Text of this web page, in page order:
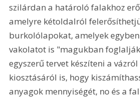
szilárdan a határoló falakhoz
amelyre kétoldalról
burkolólapokat, amelyek
vakolatot is "magukban
egyszerű tervet készíteni a
kiosztásáról is, hogy
anyagok mennyiségét, no és a